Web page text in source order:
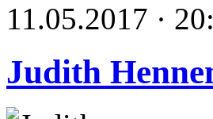
11.05.2017 ·
Judith